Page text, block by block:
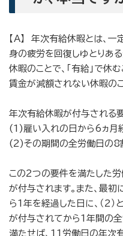
【A】 年次有給休暇とは、
身の疲労を回復しゆとりあ
休暇のことで、「有給」で休
賃金が減額されない休暇のこ
年次有給休暇が付与される
(1)雇い入れの日から6ヵ月
(2)その期間の全労働日の8
この2つの要件を満たした
が付与されます。また、最
ら1年を経過した日に、（2
が付与されてから1年間の
満たせば、11労働日の年次